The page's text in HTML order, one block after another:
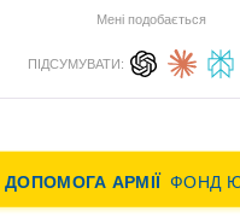
Мені подобається
ПІДСУМУВАТИ: